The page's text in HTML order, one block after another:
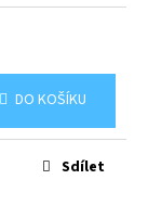
DO KOŠÍKU
Sdílet